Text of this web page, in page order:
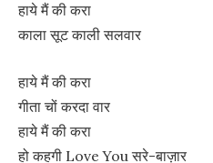
हाये मैं की करा
काला सूट काली सलवार
हाये मैं की करा
गीता चों करदा वार
हाये मैं की करा
हो कहगी Love You सरे-बाज़ार